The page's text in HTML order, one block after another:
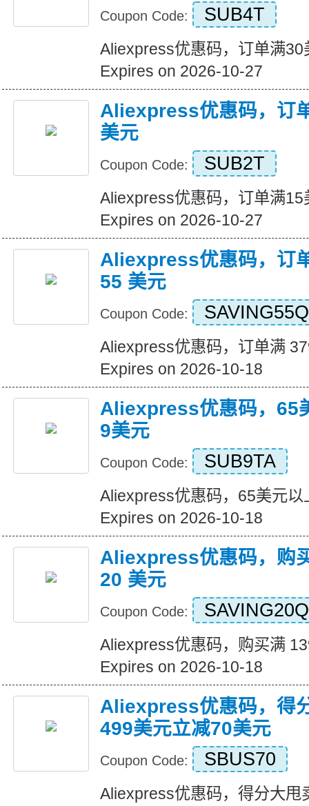
Coupon Code: SUB4T
Aliexpress优惠码，订单满30
Expires on 2026-10-27
Aliexpress优惠码，订
美元
Coupon Code: SUB2T
Aliexpress优惠码，订单满15
Expires on 2026-10-27
Aliexpress优惠码，订
55 美元
Coupon Code: SAVING55Q
Aliexpress优惠码，订单满
Expires on 2026-10-18
Aliexpress优惠码，65
9美元
Coupon Code: SUB9TA
Aliexpress优惠码，65美元以
Expires on 2026-10-18
Aliexpress优惠码，购
20 美元
Coupon Code: SAVING20Q
Aliexpress优惠码，购买满
Expires on 2026-10-18
Aliexpress优惠码，得
499美元立减70美元
Coupon Code: SBUS70
Aliexpress优惠码，得分大甩